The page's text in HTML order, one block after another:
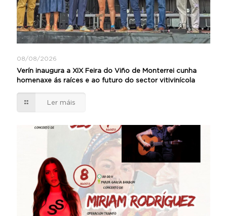
08/08/2026
Verín inaugura a XIX Feira do Viño de Monterrei cunha
homenaxe ás raíces e ao futuro do sector vitivinícola
Ler máis